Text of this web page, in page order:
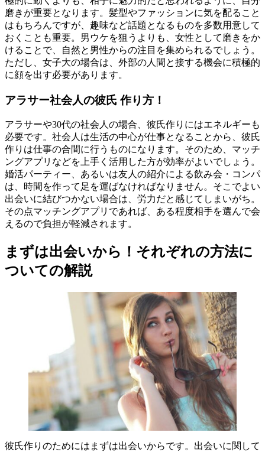
磨きが重要となります。髪型やファッションに気を配ること
はもちろんですが、趣味など話題となるものを多数用意して
おくことも重要。男ウケを狙うよりも、女性として磨きをか
けることで、自然と男性からの注目を集められるでしょう。
ただし、女子大の場合は、外部の人間と接する機会に積極的
に顔を出す必要があります。
アラサー社会人の彼氏 作り方！
アラサーや30代の社会人の場合、彼氏作りにはエネルギーも
必要です。社会人は生活の中心が仕事となることから、彼氏
作りは仕事の合間に行うものになります。そのため、マッチ
ングアプリなどを上手く活用した方が効率がよいでしょう。
婚活パーティー、あるいは友人の紹介による飲み会・コンパ
は、時間を作って足を運ばなければなりません。そこでよい
出会いに結びつかない場合は、労力だと感じてしまいがち。
その点マッチングアプリであれば、ある程度相手を選んで会
えるので負担が軽減されます。
まずは出会いから！それぞれの方法に
ついての解説
彼氏作りのためにはまずは出会いからです。出会いに関して